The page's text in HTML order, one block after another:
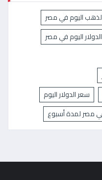
اليوم في مصر
اليوم في مصر
سعر الدولار اليوم
في مصر لمدة أسبوع